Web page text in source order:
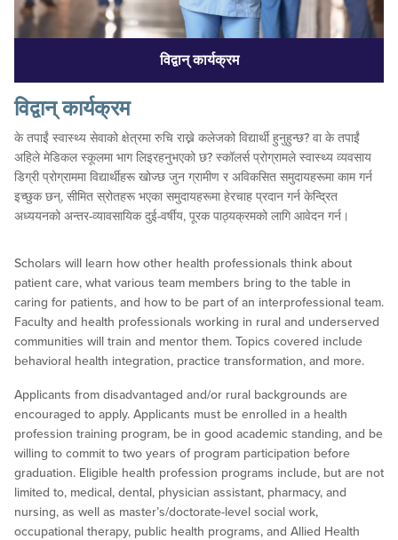
विद्वान् कार्यक्रम
विद्वान् कार्यक्रम
के तपाईं स्वास्थ्य सेवाको क्षेत्रमा रुचि राख्ने कलेजको विद्यार्थी हुनुहुन्छ? वा के तपाईं
अहिले मेडिकल स्कूलमा भाग लिइरहनुभएको छ? स्कॉलर्स प्रोग्रामले स्वास्थ्य व्यवसाय
डिग्री प्रोग्राममा विद्यार्थीहरू खोज्छ जुन ग्रामीण र अविकसित समुदायहरूमा काम गर्न
इच्छुक छन्, सीमित स्रोतहरू भएका समुदायहरूमा हेरचाह प्रदान गर्न केन्द्रित
अध्ययनको अन्तर-व्यावसायिक दुई-वर्षीय, पूरक पाठ्यक्रमको लागि आवेदन गर्न।
Scholars will learn how other health professionals think about
patient care, what various team members bring to the table in
caring for patients, and how to be part of an interprofessional team.
Faculty and health professionals working in rural and underserved
communities will train and mentor them. Topics covered include
behavioral health integration, practice transformation, and more.
Applicants from disadvantaged and/or rural backgrounds are
encouraged to apply. Applicants must be enrolled in a health
profession training program, be in good academic standing, and be
willing to commit to two years of program participation before
graduation. Eligible health profession programs include, but are not
limited to, medical, dental, physician assistant, pharmacy, and
nursing, as well as master’s/doctorate-level social work,
occupational therapy, public health programs, and Allied Health